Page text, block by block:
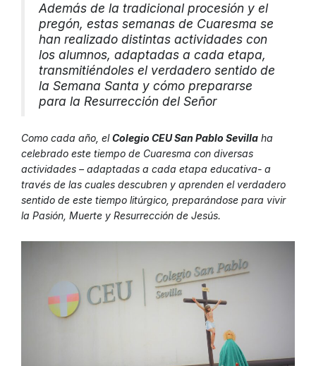
Además de la tradicional procesión y el
pregón, estas semanas de Cuaresma se
han realizado distintas actividades con
los alumnos, adaptadas a cada etapa,
transmitiéndoles el verdadero sentido de
la Semana Santa y cómo prepararse
para la Resurrección del Señor
Como cada año, elColegio CEU San Pablo Sevilla ha
celebrado este tiempo de Cuaresma con diversas
actividades – adaptadas a cada etapa educativa- a
través de las cuales descubren y aprenden el verdadero
sentido de este tiempo litúrgico, preparándose para vivir
la Pasión, Muerte y Resurrección de Jesús.